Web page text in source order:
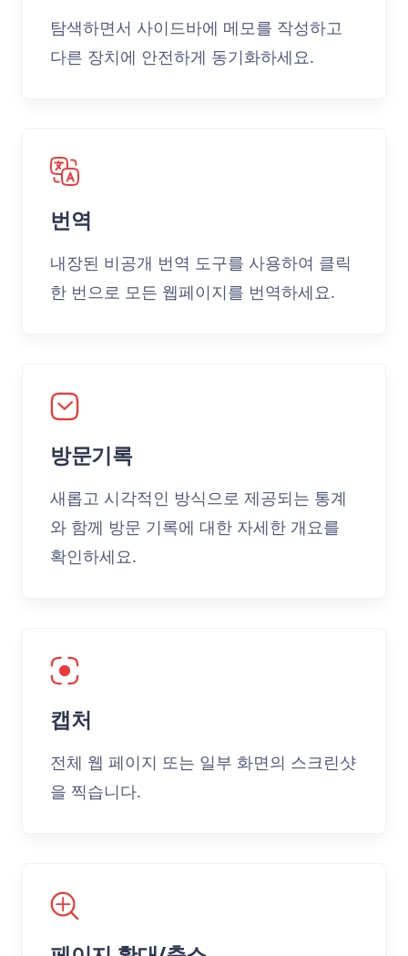
탐색하면서 사이드바에 메모를 작성하고
다른 장치에 안전하게 동기화하세요.
번역
내장된 비공개 번역 도구를 사용하여 클릭
한 번으로 모든 웹페이지를 번역하세요.
방문기록
새롭고 시각적인 방식으로 제공되는 통계
와 함께 방문 기록에 대한 자세한 개요를
확인하세요.
캡처
전체 웹 페이지 또는 일부 화면의 스크린샷
을 찍습니다.